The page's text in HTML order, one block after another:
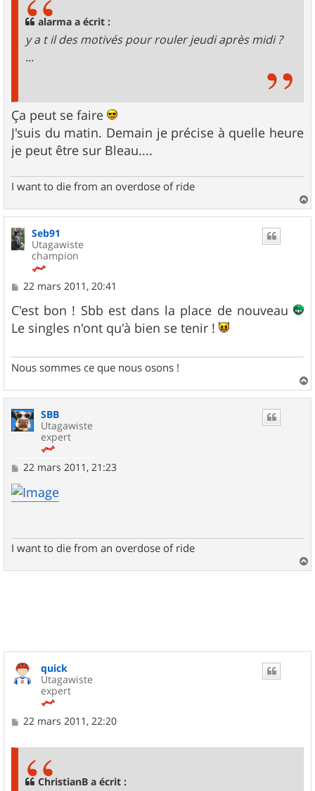
alarma a écrit :
y a t il des motivés pour rouler jeudi après midi ?
...
Ça peut se faire
J'suis du matin. Demain je précise à quelle heure
je peut être sur Bleau....
I want to die from an overdose of ride
a
Seb91
Utagawiste
champion
M
s
s
a
22 mars 2011, 20:41
C'est bon ! Sbb est dans la place de nouveau
Le singles n'ont qu'à bien se tenir !
Nous sommes ce que nous osons !
a
SBB
Utagawiste
expert
M
s
s
22 mars 2011, 21:23
I want to die from an overdose of ride
a
quick
Utagawiste
expert
M
22 mars 2011, 22:20
ChristianB a écrit :